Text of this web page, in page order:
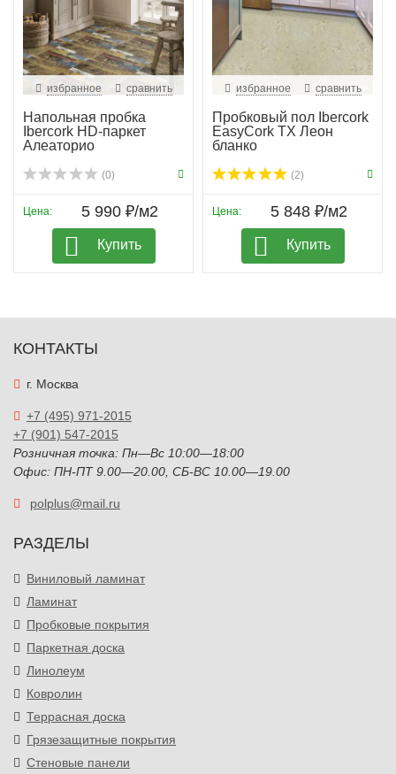
избранное сравнить
Напольная пробка
Ibercork HD-паркет
Алеаторио
(0)
Цена: 5 990 ₽/м2
Купить
избранное сравнить
Пробковый пол Ibercork
EasyCork TX Леон
бланко
(2)
Цена: 5 848 ₽/м2
Купить
КОНТАКТЫ
г. Москва
+7 (495) 971-2015
+7 (901) 547-2015
Розничная точка: Пн—Вс 10:00—18:00
Офис: ПН-ПТ 9.00—20.00, СБ-ВС 10.00—19.00
polplus@mail.ru
РАЗДЕЛЫ
Виниловый ламинат
Ламинат
Пробковые покрытия
Паркетная доска
Линолеум
Ковролин
Террасная доска
Грязезащитные покрытия
Стеновые панели